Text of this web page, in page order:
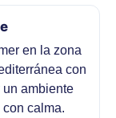
en la zona
con
ambiente
calma.